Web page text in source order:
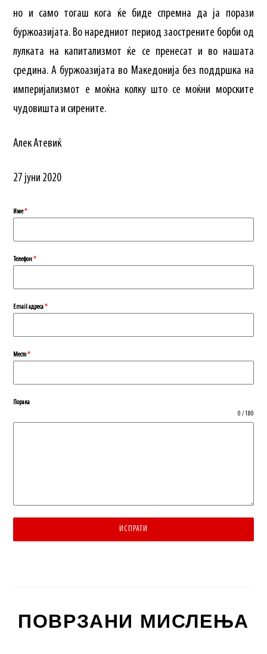
но и само тогаш кога ќе биде спремна да ја порази
буржоазијата. Во наредниот период заострените борби од
лулката на капитализмот ќе се пренесат и во нашата
средина. А буржоазијата во Македонија без поддршка на
империјализмот е моќна колку што се моќни морските
чудовишта и сирените.
Алек Атевиќ
27 јуни 2020
Име*
Телефон*
Еmail адреса*
Место*
Порака
0 / 180
ИСПРАТИ
ПОВРЗАНИ МИСЛЕЊА